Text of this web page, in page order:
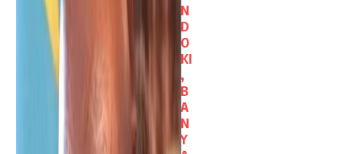
N
D
O
KI
,
B
A
N
Y